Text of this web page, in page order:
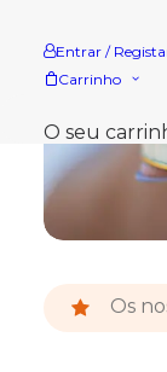
Entrar /
Carrinho
O seu
Os